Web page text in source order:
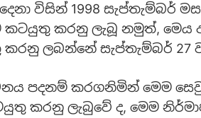
විසින් 1998 සැප්තැම්බර්
කටයුතු කරනු ලැබූ නමුත්,
ලබන්නේ සැප්තැම්බර් 27
පදනම් කරගනිමින් මෙම
කරනු ලැබුවේ ද, මෙම